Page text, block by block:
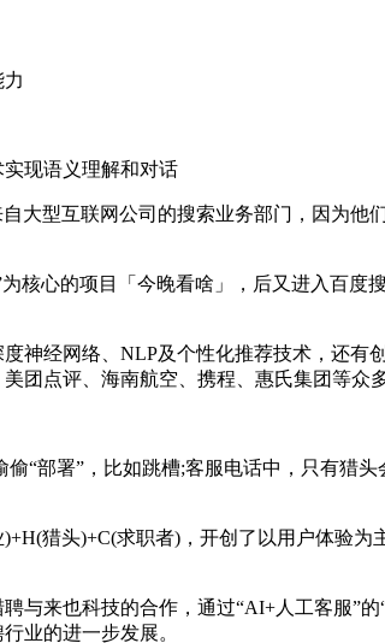
现语义理解和对话
型互联网公司的搜索业务部门，因为他
心的项目「今晚看啥」，后又进入百度
经网络、NLP及个性化推荐技术，还有
团点评、海南航空、携程、惠氏集团等众
部署”，比如跳槽;客服电话中，只有猎
猎头)+C(求职者)，开创了以用户体验为
来也科技的合作，通过“AI+人工客服”的
业的进一步发展。